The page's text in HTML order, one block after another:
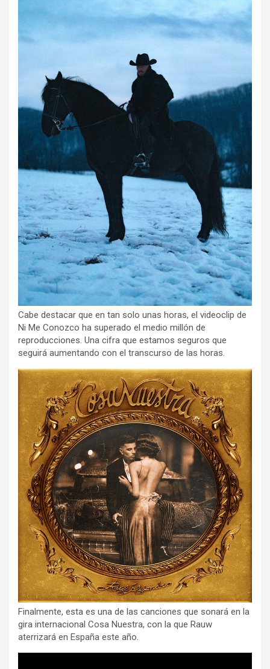
Cabe destacar que en tan solo unas horas, el videoclip de
Ni Me Conozco ha superado el medio millón de
reproducciones. Una cifra que estamos seguros que
seguirá aumentando con el transcurso de las horas.
Finalmente, esta es una de las canciones que sonará en la
gira internacional Cosa Nuestra, con la que Rauw
aterrizará en España este año.